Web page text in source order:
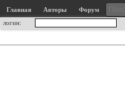
Главная Авторы
Форум
логин: